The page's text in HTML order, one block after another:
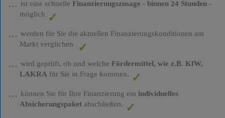
ist eine schnelle Finanzierungszusage - binnen 24 Stunden-
möglich
werden für Sie die aktuellen Finanzierungskonditionen am
Markt verglichen
wird geprüft, ob und welche Fördermittel, wie z.B. KfW,
LAKRA für Sie in Frage kommen.
können Sie für Ihre Finanzierung ein individuelles
Absicherungspaketabschließen.